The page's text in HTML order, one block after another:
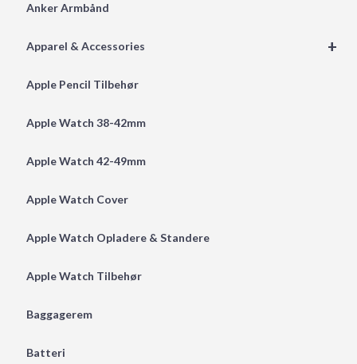
Anker Armbånd
+
Apparel & Accessories
Apple Pencil Tilbehør
Apple Watch 38-42mm
Apple Watch 42-49mm
Apple Watch Cover
Apple Watch Opladere & Standere
Apple Watch Tilbehør
Baggagerem
Batteri